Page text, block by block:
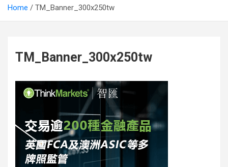
Home TM_Banner_300x250tw
TM_Banner_300x250tw